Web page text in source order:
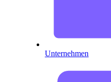
Unternehmen